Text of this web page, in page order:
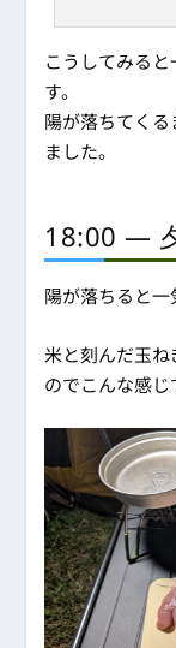
こうしてみる
す。
陽が落ちてく
ました。
18:00 ―
陽が落ちると一
米と刻んだ玉
のでこんな感じ